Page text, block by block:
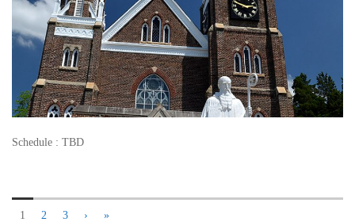
Schedule : TBD
1 2 3 › »